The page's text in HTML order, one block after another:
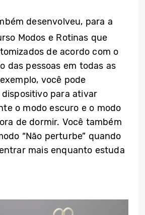
desenvolveu, para a
Modos e Rotinas que
de acordo com o
das pessoas em todas as
você pode
para ativar
o modo escuro e o modo
de dormir. Você também
“Não perturbe” quando
mais enquanto estuda